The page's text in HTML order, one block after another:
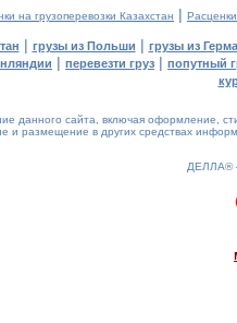
на грузоперевозки Казахстан |
| грузы из Польши | грузы из
| перевезти груз | попутный
данного сайта, включая оформление,
и размещение в других средствах